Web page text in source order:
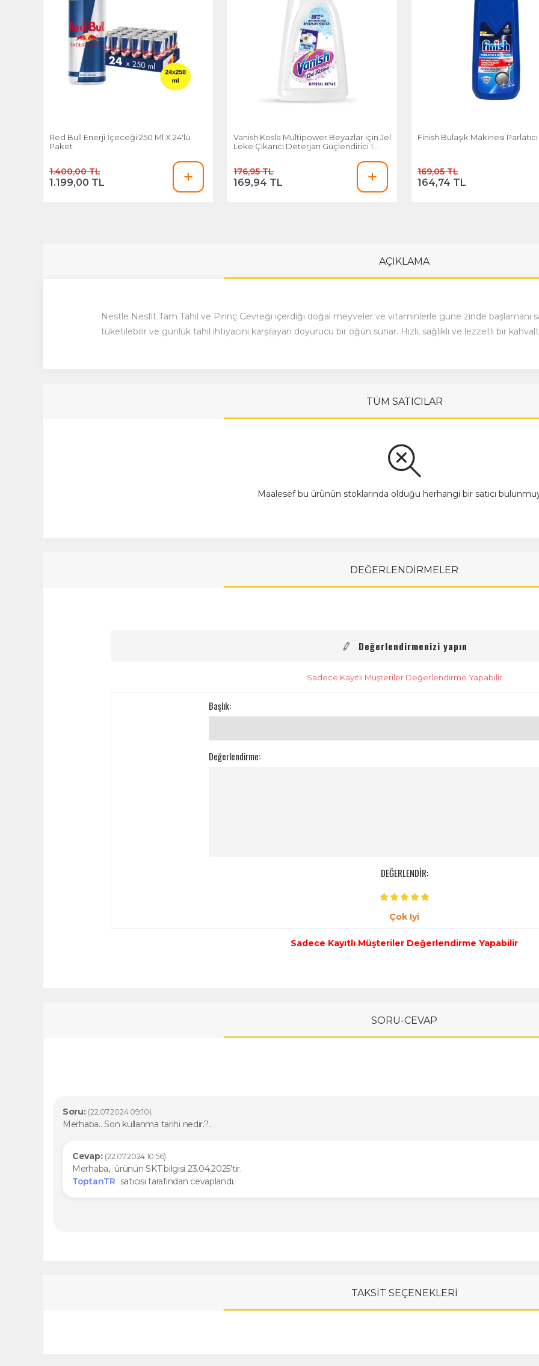
Red Bull Enerji İçeceği 250 Ml X 24'lü
Paket
1.400,00 TL
1.199,00 TL
Vanish Kosla Multipower Beyazlar için Jel
Leke Çıkarıcı Deterjan Güçlendirici 1000
176,95 TL
169,94 TL
Finish Bulaşık Makinesi
169,05 TL
164,74 TL
AÇIKLAMA
Nestle Nesfit Tam Tahıl ve Pirinç Gevreği içerdiği doğal meyveler ve vitaminlerle güne zinde başlamanı
tüketilebilir ve günlük tahıl ihtiyacını karşılayan doyurucu bir öğün sunar. Hızlı, sağlıklı ve lezzetli bir
TÜM SATICILAR
Maalesef bu ürünün stoklarında olduğu herhangi bir satıcı
DEĞERLENDİRMELER
Değerlendirmenizi yapın
Sadece Kayıtlı Müşteriler Değerlendirme Yapabilir
Başlık:
Değerlendirme:
DEĞERLENDİR:
Çok Iyi
Sadece Kayıtlı Müşteriler Değerlendirme Yapabilir
SORU-CEVAP
Soru: (22.07.2024 09:10)
Merhaba.. Son kullanma tarihi nedir.?..
Cevap: (22.07.2024 10:56)
Merhaba, ürünün SKT bilgisi 23.04.2025'tir.
ToptanTR satıcısı tarafından cevaplandı.
TAKSİT SEÇENEKLERİ